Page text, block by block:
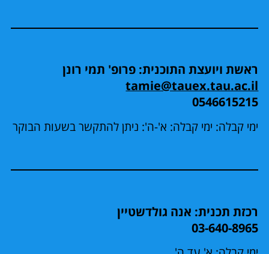
ראשת ויועצת התוכנית: פרופ' תמי רונן
tamie@tauex.tau.ac.il
0546615215
ימי קבלה: ימי קבלה: א'-ה': ניתן להתקשר בשעות הבוקר
רכזת תכנית: אנה גולדשטיין
03-640-8965